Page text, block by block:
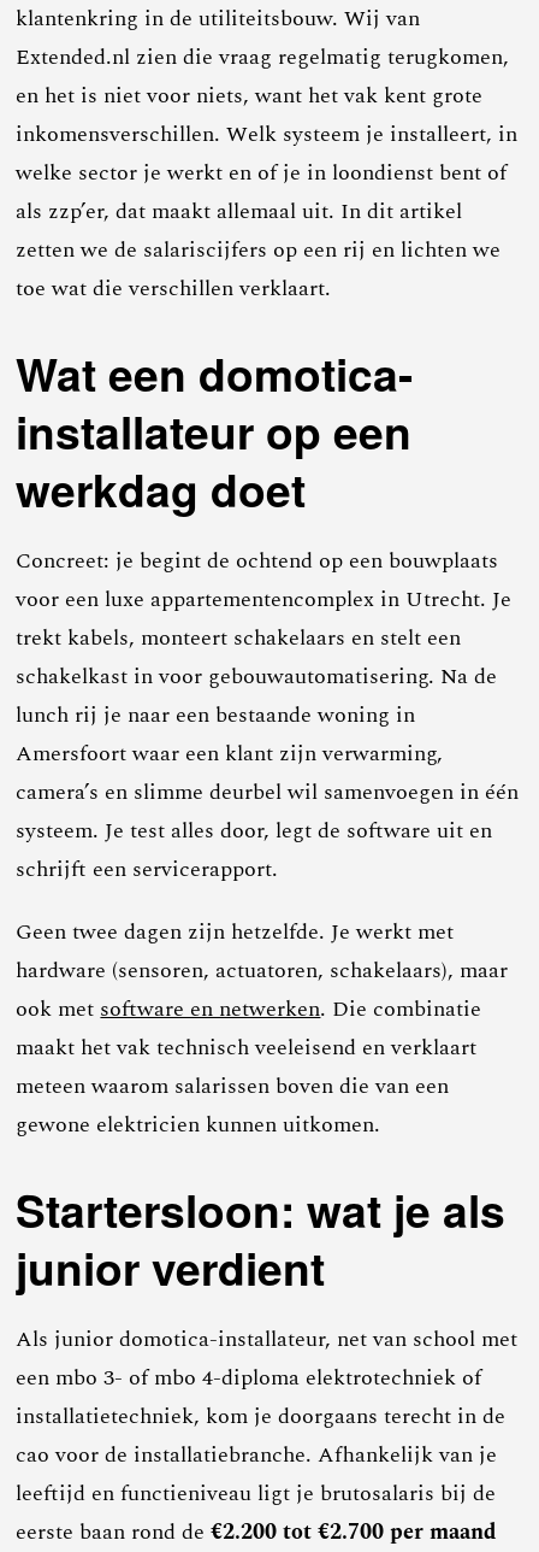
klantenkring in de utiliteitsbouw. Wij van
Extended.nl zien die vraag regelmatig terugkomen,
en het is niet voor niets, want het vak kent grote
inkomensverschillen. Welk systeem je installeert, in
welke sector je werkt en of je in loondienst bent of
als zzp’er, dat maakt allemaal uit. In dit artikel
zetten we de salariscijfers op een rij en lichten we
toe wat die verschillen verklaart.
Wat een domotica-
installateur op een
werkdag doet
Concreet: je begint de ochtend op een bouwplaats
voor een luxe appartementencomplex in Utrecht. Je
trekt kabels, monteert schakelaars en stelt een
schakelkast in voor gebouwautomatisering. Na de
lunch rij je naar een bestaande woning in
Amersfoort waar een klant zijn verwarming,
camera’s en slimme deurbel wil samenvoegen in één
systeem. Je test alles door, legt de software uit en
schrijft een servicerapport.
Geen twee dagen zijn hetzelfde. Je werkt met
hardware (sensoren, actuatoren, schakelaars), maar
ook metsoftware en netwerken. Die combinatie
maakt het vak technisch veeleisend en verklaart
meteen waarom salarissen boven die van een
gewone elektricien kunnen uitkomen.
Startersloon: wat je als
junior verdient
Als junior domotica-installateur, net van school met
een mbo 3- of mbo 4-diploma elektrotechniek of
installatietechniek, kom je doorgaans terecht in de
cao voor de installatiebranche. Afhankelijk van je
leeftijd en functieniveau ligt je brutosalaris bij de
eerste baan rond de€2.200 tot €2.700 per maand